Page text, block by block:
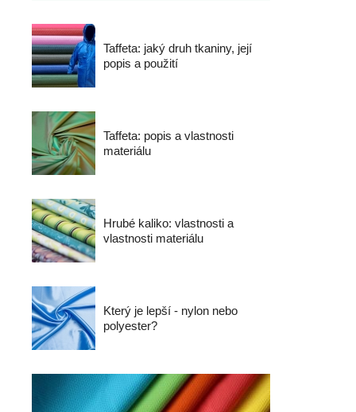
Taffeta: jaký druh tkaniny, její
popis a použití
Taffeta: popis a vlastnosti
materiálu
Hrubé kaliko: vlastnosti a
vlastnosti materiálu
Který je lepší - nylon nebo
polyester?